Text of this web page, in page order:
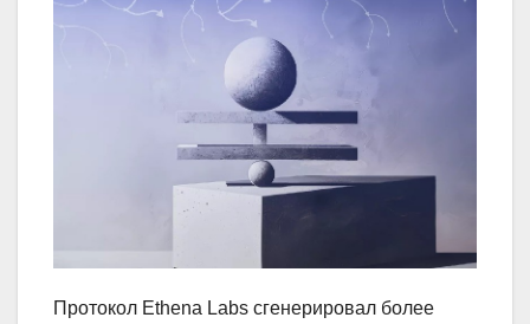
Протокол Ethena Labs сгенерировал более